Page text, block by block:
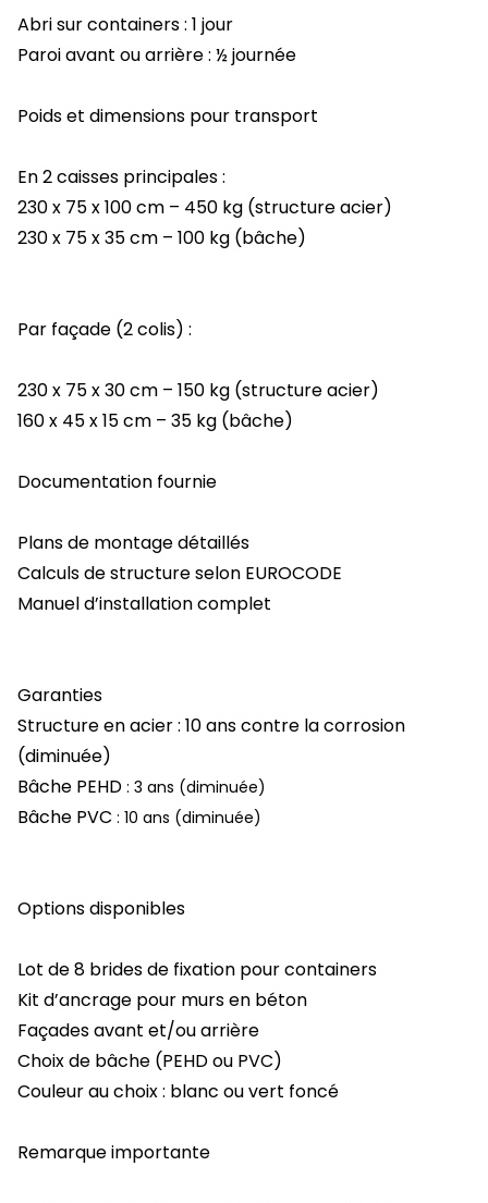
Abri sur containers : 1 jour
Paroi avant ou arrière : ½ journée
Poids et dimensions pour transport
En 2 caisses principales :
230 x 75 x 100 cm – 450 kg (structure acier)
230 x 75 x 35 cm – 100 kg (bâche)
Par façade (2 colis) :
230 x 75 x 30 cm – 150 kg (structure acier)
160 x 45 x 15 cm – 35 kg (bâche)
Documentation fournie
Plans de montage détaillés
Calculs de structure selon EUROCODE
Manuel d’installation complet
Garanties
Structure en acier: 10 ans contre la corrosion
(diminuée)
Bâche PEHD : 3 ans (diminuée)
Bâche PVC : 10 ans (diminuée)
Options disponibles
Lot de 8 brides de fixation pour containers
Kit d’ancrage pour murs en béton
Façades avant et/ou arrière
Choix de bâche (PEHD ou PVC)
Couleur au choix : blanc ou vert foncé
Remarque importante